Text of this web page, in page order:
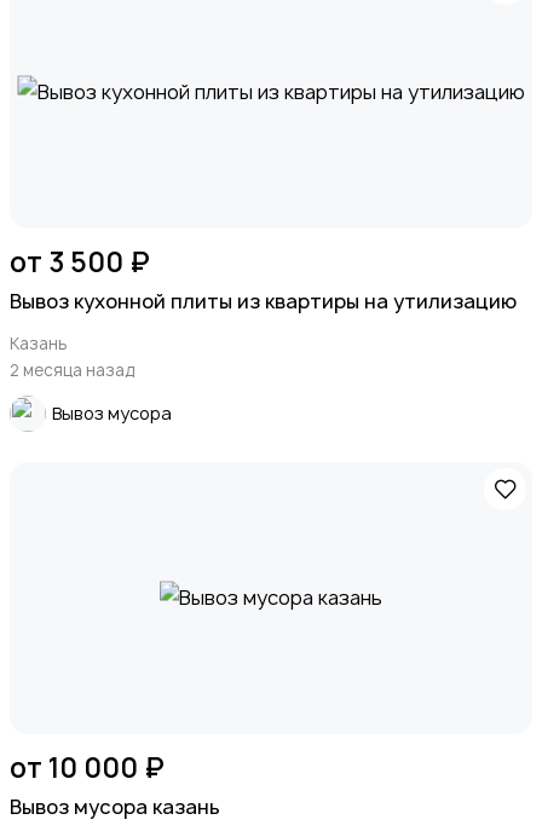
от 3 500 ₽
Вывоз кухонной плиты из квартиры на утилизацию
Казань
2 месяца назад
Вывоз мусора
от 10 000 ₽
Вывоз мусора казань